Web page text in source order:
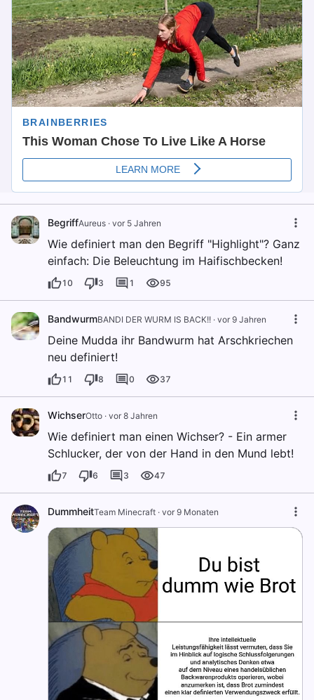
BegriffAureus · vor 5 Jahren
Wie definiert man den Begriff "Highlight"? Ganz
einfach: Die Beleuchtung im Haifischbecken!
10 3 1 95
BandwurmBANDI DER WURM IS BACK!! · vor 9 Jahren
Deine Mudda ihr Bandwurm hat Arschkriechen
neu definiert!
11 8 0 37
WichserOtto · vor 8 Jahren
Wie definiert man einen Wichser? - Ein armer
Schlucker, der von der Hand in den Mund lebt!
7 6 3 47
DummheitTeam Minecraft · vor 9 Monaten